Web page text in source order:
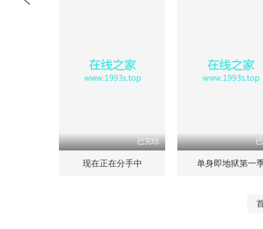
已完结
现在正在分手中 单身即地狱第一